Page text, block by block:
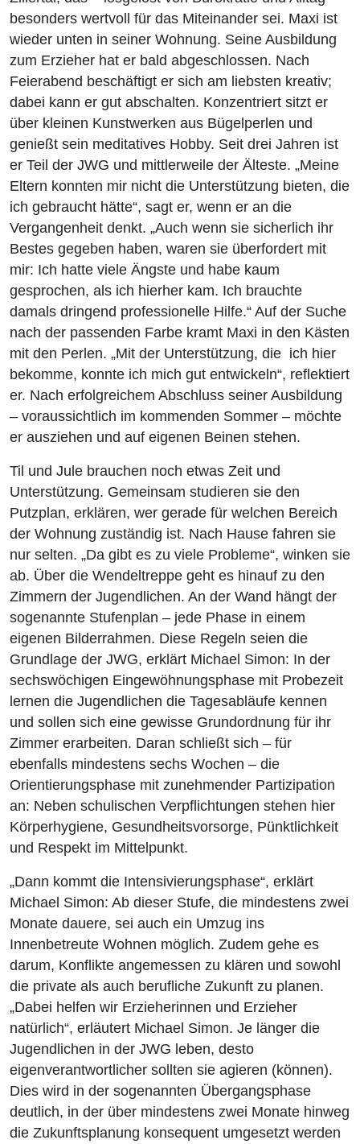
besonders wertvoll für das Miteinander sei. Maxi ist
wieder unten in seiner Wohnung. Seine Ausbildung
zum Erzieher hat er bald abgeschlossen. Nach
Feierabend beschäftigt er sich am liebsten kreativ;
dabei kann er gut abschalten. Konzentriert sitzt er
über kleinen Kunstwerken aus Bügelperlen und
genießt sein meditatives Hobby. Seit drei Jahren ist
er Teil der JWG und mittlerweile der Älteste. „Meine
Eltern konnten mir nicht die Unterstützung bieten, die
ich gebraucht hätte“, sagt er, wenn er an die
Vergangenheit denkt. „Auch wenn sie sicherlich ihr
Bestes gegeben haben, waren sie überfordert mit
mir: Ich hatte viele Ängste und habe kaum
gesprochen, als ich hierher kam. Ich brauchte
damals dringend professionelle Hilfe.“ Auf der Suche
nach der passenden Farbe kramt Maxi in den Kästen
mit den Perlen. „Mit der Unterstützung, die ich hier
bekomme, konnte ich mich gut entwickeln“, reflektiert
er. Nach erfolgreichem Abschluss seiner Ausbildung
– voraussichtlich im kommenden Sommer – möchte
er ausziehen und auf eigenen Beinen stehen.
Til und Jule brauchen noch etwas Zeit und
Unterstützung. Gemeinsam studieren sie den
Putzplan, erklären, wer gerade für welchen Bereich
der Wohnung zuständig ist. Nach Hause fahren sie
nur selten. „Da gibt es zu viele Probleme“, winken sie
ab. Über die Wendeltreppe geht es hinauf zu den
Zimmern der Jugendlichen. An der Wand hängt der
sogenannte Stufenplan – jede Phase in einem
eigenen Bilderrahmen. Diese Regeln seien die
Grundlage der JWG, erklärt Michael Simon: In der
sechswöchigen Eingewöhnungsphase mit Probezeit
lernen die Jugendlichen die Tagesabläufe kennen
und sollen sich eine gewisse Grundordnung für ihr
Zimmer erarbeiten. Daran schließt sich – für
ebenfalls mindestens sechs Wochen – die
Orientierungsphase mit zunehmender Partizipation
an: Neben schulischen Verpflichtungen stehen hier
Körperhygiene, Gesundheitsvorsorge, Pünktlichkeit
und Respekt im Mittelpunkt.
„Dann kommt die Intensivierungsphase“, erklärt
Michael Simon: Ab dieser Stufe, die mindestens zwei
Monate dauere, sei auch ein Umzug ins
Innenbetreute Wohnen möglich. Zudem gehe es
darum, Konflikte angemessen zu klären und sowohl
die private als auch berufliche Zukunft zu planen.
„Dabei helfen wir Erzieherinnen und Erzieher
natürlich“, erläutert Michael Simon. Je länger die
Jugendlichen in der JWG leben, desto
eigenverantwortlicher sollten sie agieren (können).
Dies wird in der sogenannten Übergangsphase
deutlich, in der über mindestens zwei Monate hinweg
die Zukunftsplanung konsequent umgesetzt werden